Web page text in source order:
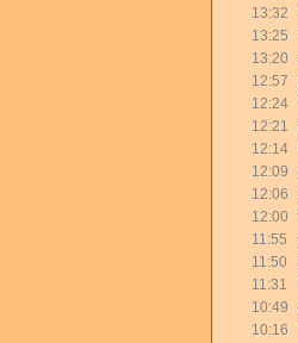
13:32
13:25
13:20
12:57
12:24
12:21
12:14
12:09
12:06
12:00
11:55
11:50
11:31
10:49
10:16